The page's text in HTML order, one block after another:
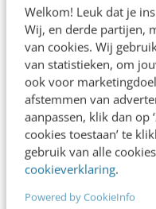
Welkom! Leuk dat je
Wij, en derde partijen,
van cookies. Wij
van statistieken, om
ook voor
afstemmen van
aanpassen, klik dan op
cookies toestaan’ te
gebruik van alle
cookieverklaring.
Powered by CookieInfo
rustige,
online als op
alleen
levenshouding
Glossierkiest
generated
met imperfect